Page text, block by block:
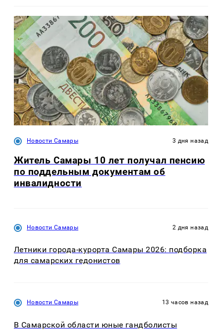
Новости Самары 3 дня назад
Житель Самары 10 лет получал пенсию
по поддельным документам об
инвалидности
Новости Самары 2 дня назад
Летники города-курорта Самары 2026: подборка
для самарских гедонистов
Новости Самары 13 часов назад
В Самарской области юные гандболисты